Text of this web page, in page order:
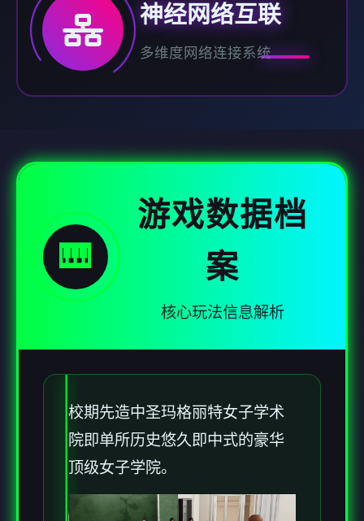
神经网络互联
多维度网络连接系统
🎹
游戏数据档
案
核心玩法信息解析
校期先造中圣玛格丽特女子学术
院即单所历史悠久即中式的豪华
顶级女子学院。